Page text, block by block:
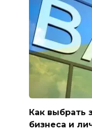
Как выбрать
бизнеса и